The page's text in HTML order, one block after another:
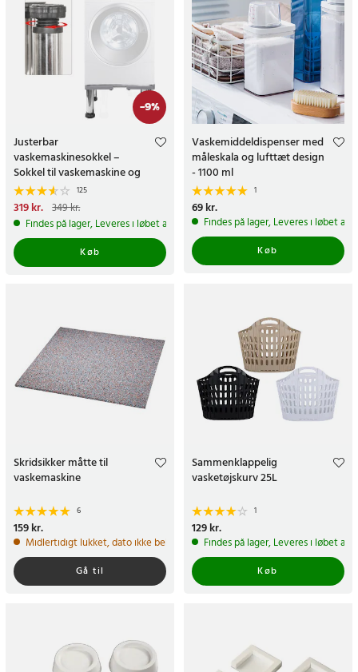
-9%
Justerbar
vaskemaskinesokkel –
Sokkel til vaskemaskine og
tørretumbler 125
Nuværende pris
319 kr.Tidligere pris:349 kr.
319 kr. 349 kr.
Findes på lager, Leveres i løbet af 1-2 hverdage
Køb
Vaskemiddeldispenser med
måleskala og lufttæt design
- 1100 ml
1
Pris:69 kr.
69 kr.
Findes på lager, Leveres i løbet af
Køb
Skridsikker måtte til
vaskemaskine
6
Pris:159 kr.
159 kr.
Midlertidigt lukket, dato ikke bekræftet
Gå til
Sammenklappelig
vasketøjskurv 25L
1
Pris:129 kr.
129 kr.
Findes på lager, Leveres i løbet af
Køb